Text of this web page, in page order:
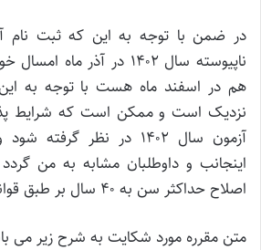
در ضمن با توجه به این که ثبت نام
ناپیوسته سال ۱۴۰۲ در آذر
هم در اسفند ماه هست با توجه به
نزدیک است و ممکن است که شرایط
آزمون سال ۱۴۰۲ در نظر
اینجانب و داوطلبان مشابه به من
اصلاح حداکثر سن به ۴۰ سال بر طبق قوانین ذکر شده را دارم.”
متن مقرره مورد شکایت به شرح زیر می